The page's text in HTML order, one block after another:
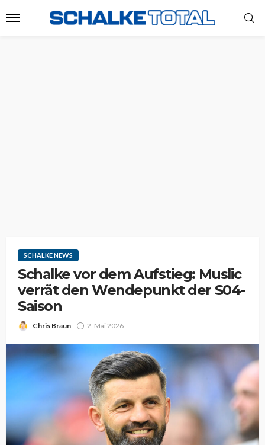
SCHALKE NEWS
Schalke vor dem Aufstieg: Muslic
verrät den Wendepunkt der S04-
Saison
Chris Braun 2. Mai 2026